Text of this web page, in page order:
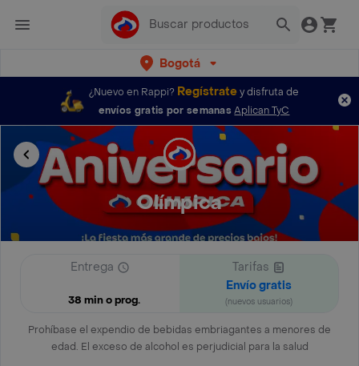
Bogotá
¿Nuevo en Rappi? Regístratey disfruta de
envíos gratis por semanas Aplican TyC
Olímpica
Entrega
38 min o prog.
Tarifas
Envío gratis
(nuevos usuarios)
Prohíbase el expendio de bebidas embriagantes a menores de
edad. El exceso de alcohol es perjudicial para la salud